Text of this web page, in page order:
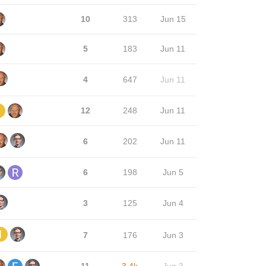
10 313 Jun 15
5 183 Jun 11
4 647 Jun 11
12 248 Jun 11
6 202 Jun 11
6 198 Jun 5
3 125 Jun 4
7 176 Jun 3